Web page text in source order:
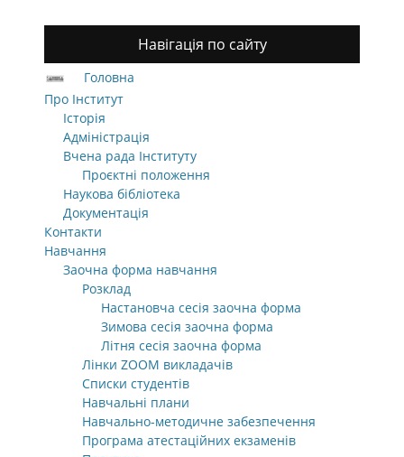
Навігація по сайту
Головна
Про Інститут
Історія
Адміністрація
Вчена рада Інституту
Проєктні положення
Наукова бібліотека
Документація
Контакти
Навчання
Заочна форма навчання
Розклад
Настановча сесія заочна форма
Зимова сесія заочна форма
Літня сесія заочна форма
Лінки ZOOM викладачів
Списки студентів
Навчальні плани
Навчально-методичне забезпечення
Програма атестаційних екзаменів